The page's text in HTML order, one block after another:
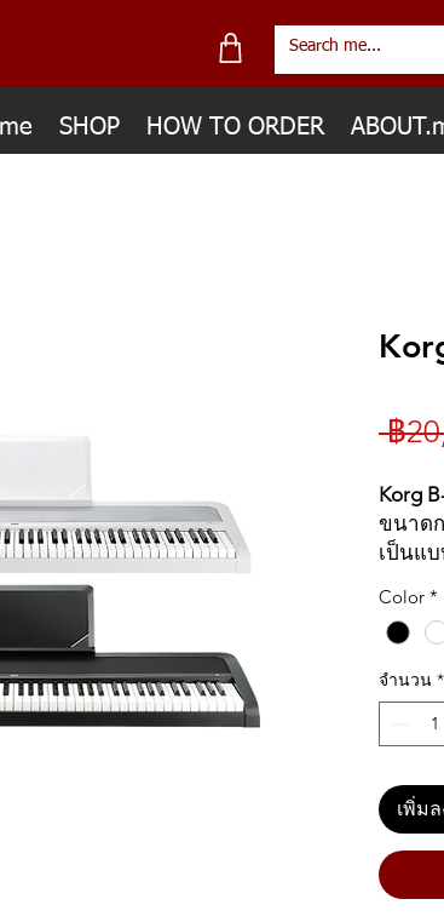
SHOP HOW TO ORDER
฿
Korg
ขนาด
เป็นแ
ได้ตั้งแ
MFB
สะเทือ
Korg
มีควา
สดใส
เปลี่ยน
ด้วย
ถึง +5
Color *
จำนวน *
เพิ่ม